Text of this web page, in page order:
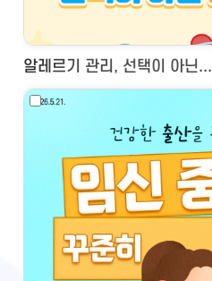
알레르기 관리, 선택이 아닌...